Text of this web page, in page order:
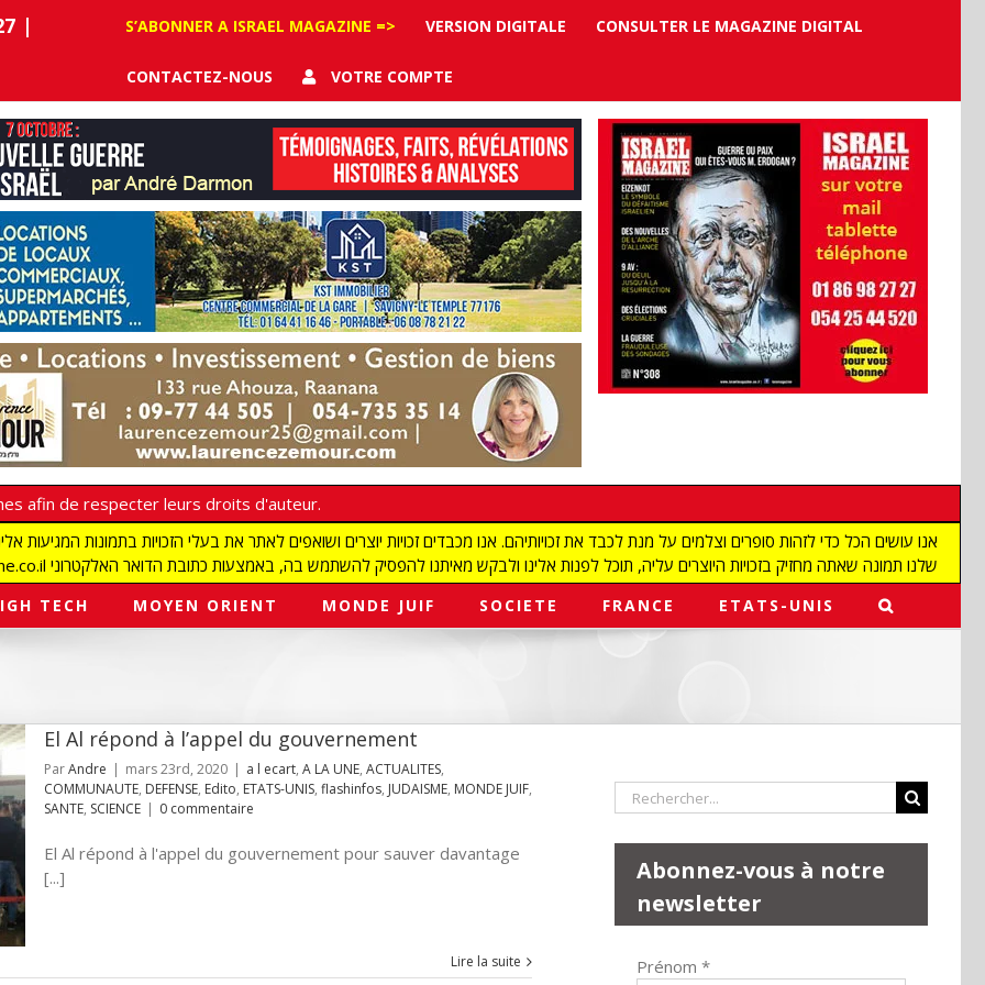
|
S’ABONNER A ISRAEL MAGAZINE => VERSION DIGITALE CONSULTER LE MAGAZINE DIGITAL
CONTACTEZ-NOUS VOTRE COMPTE
afin de respecter leurs droits d'auteur.
redaction@israelmagazine.co.il שלנו תמונה שאתה מחזיק בזכויות היוצרים עליה, תוכל לפנות אלינו ולבקש מאיתנו להפסיק להשתמש בה, באמצעות כתובת הדואר האלקטרוני
TECH MOYEN ORIENT MONDE JUIF SOCIETE FRANCE ETATS-UNIS
El Al répond à l’appel du gouvernement
ParAndre | mars 23rd, 2020 | a l ecart, A LA UNE, ACTUALITES,
COMMUNAUTE, DEFENSE, Edito, ETATS-UNIS, flashinfos, JUDAISME, MONDE JUIF,
SANTE, SCIENCE | 0 commentaire
El Al répond à l'appel du gouvernement pour sauver davantage
[...]
Lire la suite
Rechercher:
Abonnez-vous à notre
newsletter
Prénom *